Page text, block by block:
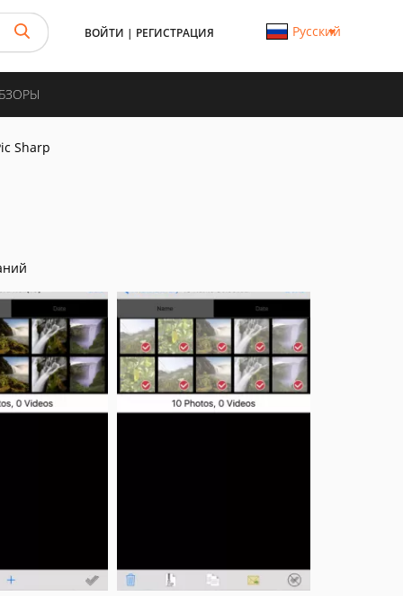
ВОЙТИ | РЕГИСТРАЦИЯ Русский
Sharp